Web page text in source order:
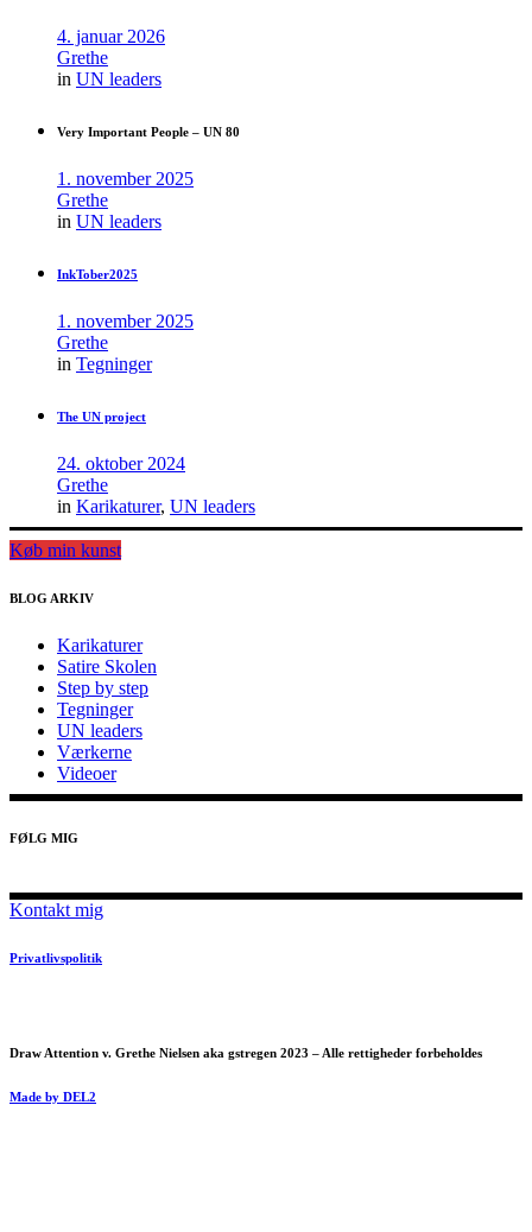
4. januar 2026
Grethe
in UN leaders
Very Important People – UN 80
1. november 2025
Grethe
in UN leaders
InkTober2025
1. november 2025
Grethe
in Tegninger
The UN project
24. oktober 2024
Grethe
in Karikaturer, UN leaders
Køb min kunst
BLOG ARKIV
Karikaturer
Satire Skolen
Step by step
Tegninger
UN leaders
Værkerne
Videoer
FØLG MIG
Kontakt mig
Privatlivspolitik
Draw Attention v. Grethe Nielsen aka gstregen 2023 – Alle rettigheder forbeholdes
Made by DEL2